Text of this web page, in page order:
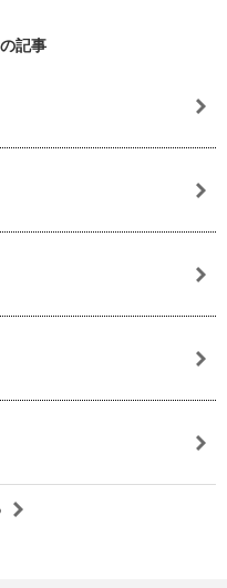
記事